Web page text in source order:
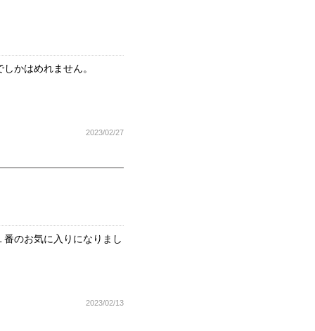
かはめれません。
2023/02/27
のお気に入りになりまし
2023/02/13